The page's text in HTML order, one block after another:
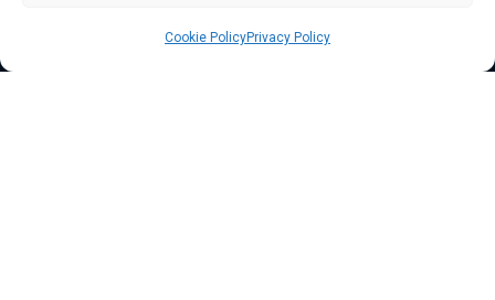
Cookie PolicyPrivacy Policy
Uvjeti Korištenja